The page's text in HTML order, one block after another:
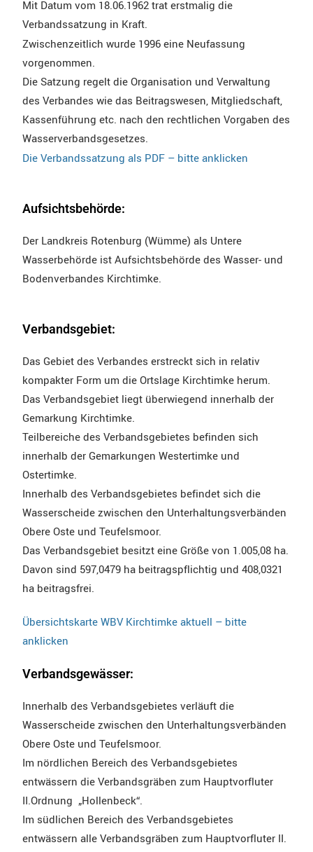
Mit Datum vom 18.06.1962 trat erstmalig die
Verbandssatzung in Kraft.
Zwischenzeitlich wurde 1996 eine Neufassung
vorgenommen.
Die Satzung regelt die Organisation und Verwaltung
des Verbandes wie das Beitragswesen, Mitgliedschaft,
Kassenführung etc. nach den rechtlichen Vorgaben des
Wasserverbandsgesetzes.
Die Verbandssatzung als PDF – bitte anklicken
Aufsichtsbehörde:
Der Landkreis Rotenburg (Wümme) als Untere
Wasserbehörde ist Aufsichtsbehörde des Wasser- und
Bodenverbandes Kirchtimke.
Verbandsgebiet:
Das Gebiet des Verbandes erstreckt sich in relativ
kompakter Form um die Ortslage Kirchtimke herum.
Das Verbandsgebiet liegt überwiegend innerhalb der
Gemarkung Kirchtimke.
Teilbereiche des Verbandsgebietes befinden sich
innerhalb der Gemarkungen Westertimke und
Ostertimke.
Innerhalb des Verbandsgebietes befindet sich die
Wasserscheide zwischen den Unterhaltungsverbänden
Obere Oste und Teufelsmoor.
Das Verbandsgebiet besitzt eine Größe von 1.005,08 ha.
Davon sind 597,0479 ha beitragspflichtig und 408,0321
ha beitragsfrei.
Übersichtskarte WBV Kirchtimke aktuell – bitte
anklicken
Verbandsgewässer:
Innerhalb des Verbandsgebietes verläuft die
Wasserscheide zwischen den Unterhaltungsverbänden
Obere Oste und Teufelsmoor.
Im nördlichen Bereich des Verbandsgebietes
entwässern die Verbandsgräben zum Hauptvorfluter
II.Ordnung „Hollenbeck“.
Im südlichen Bereich des Verbandsgebietes
entwässern alle Verbandsgräben zum Hauptvorfluter II.